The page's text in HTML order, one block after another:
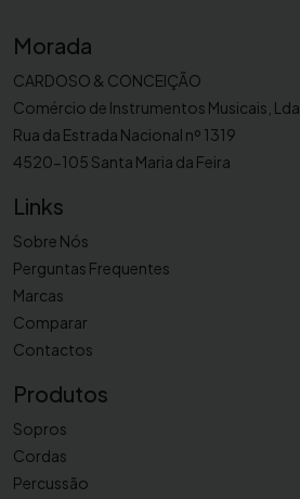
Morada
CARDOSO & CONCEIÇÃO
Comércio de Instrumentos Musicais, Lda
Rua da Estrada Nacional nº 1319
4520-105 Santa Maria da Feira
Links
Sobre Nós
Perguntas Frequentes
Marcas
Comparar
Contactos
Produtos
Sopros
Cordas
Percussão